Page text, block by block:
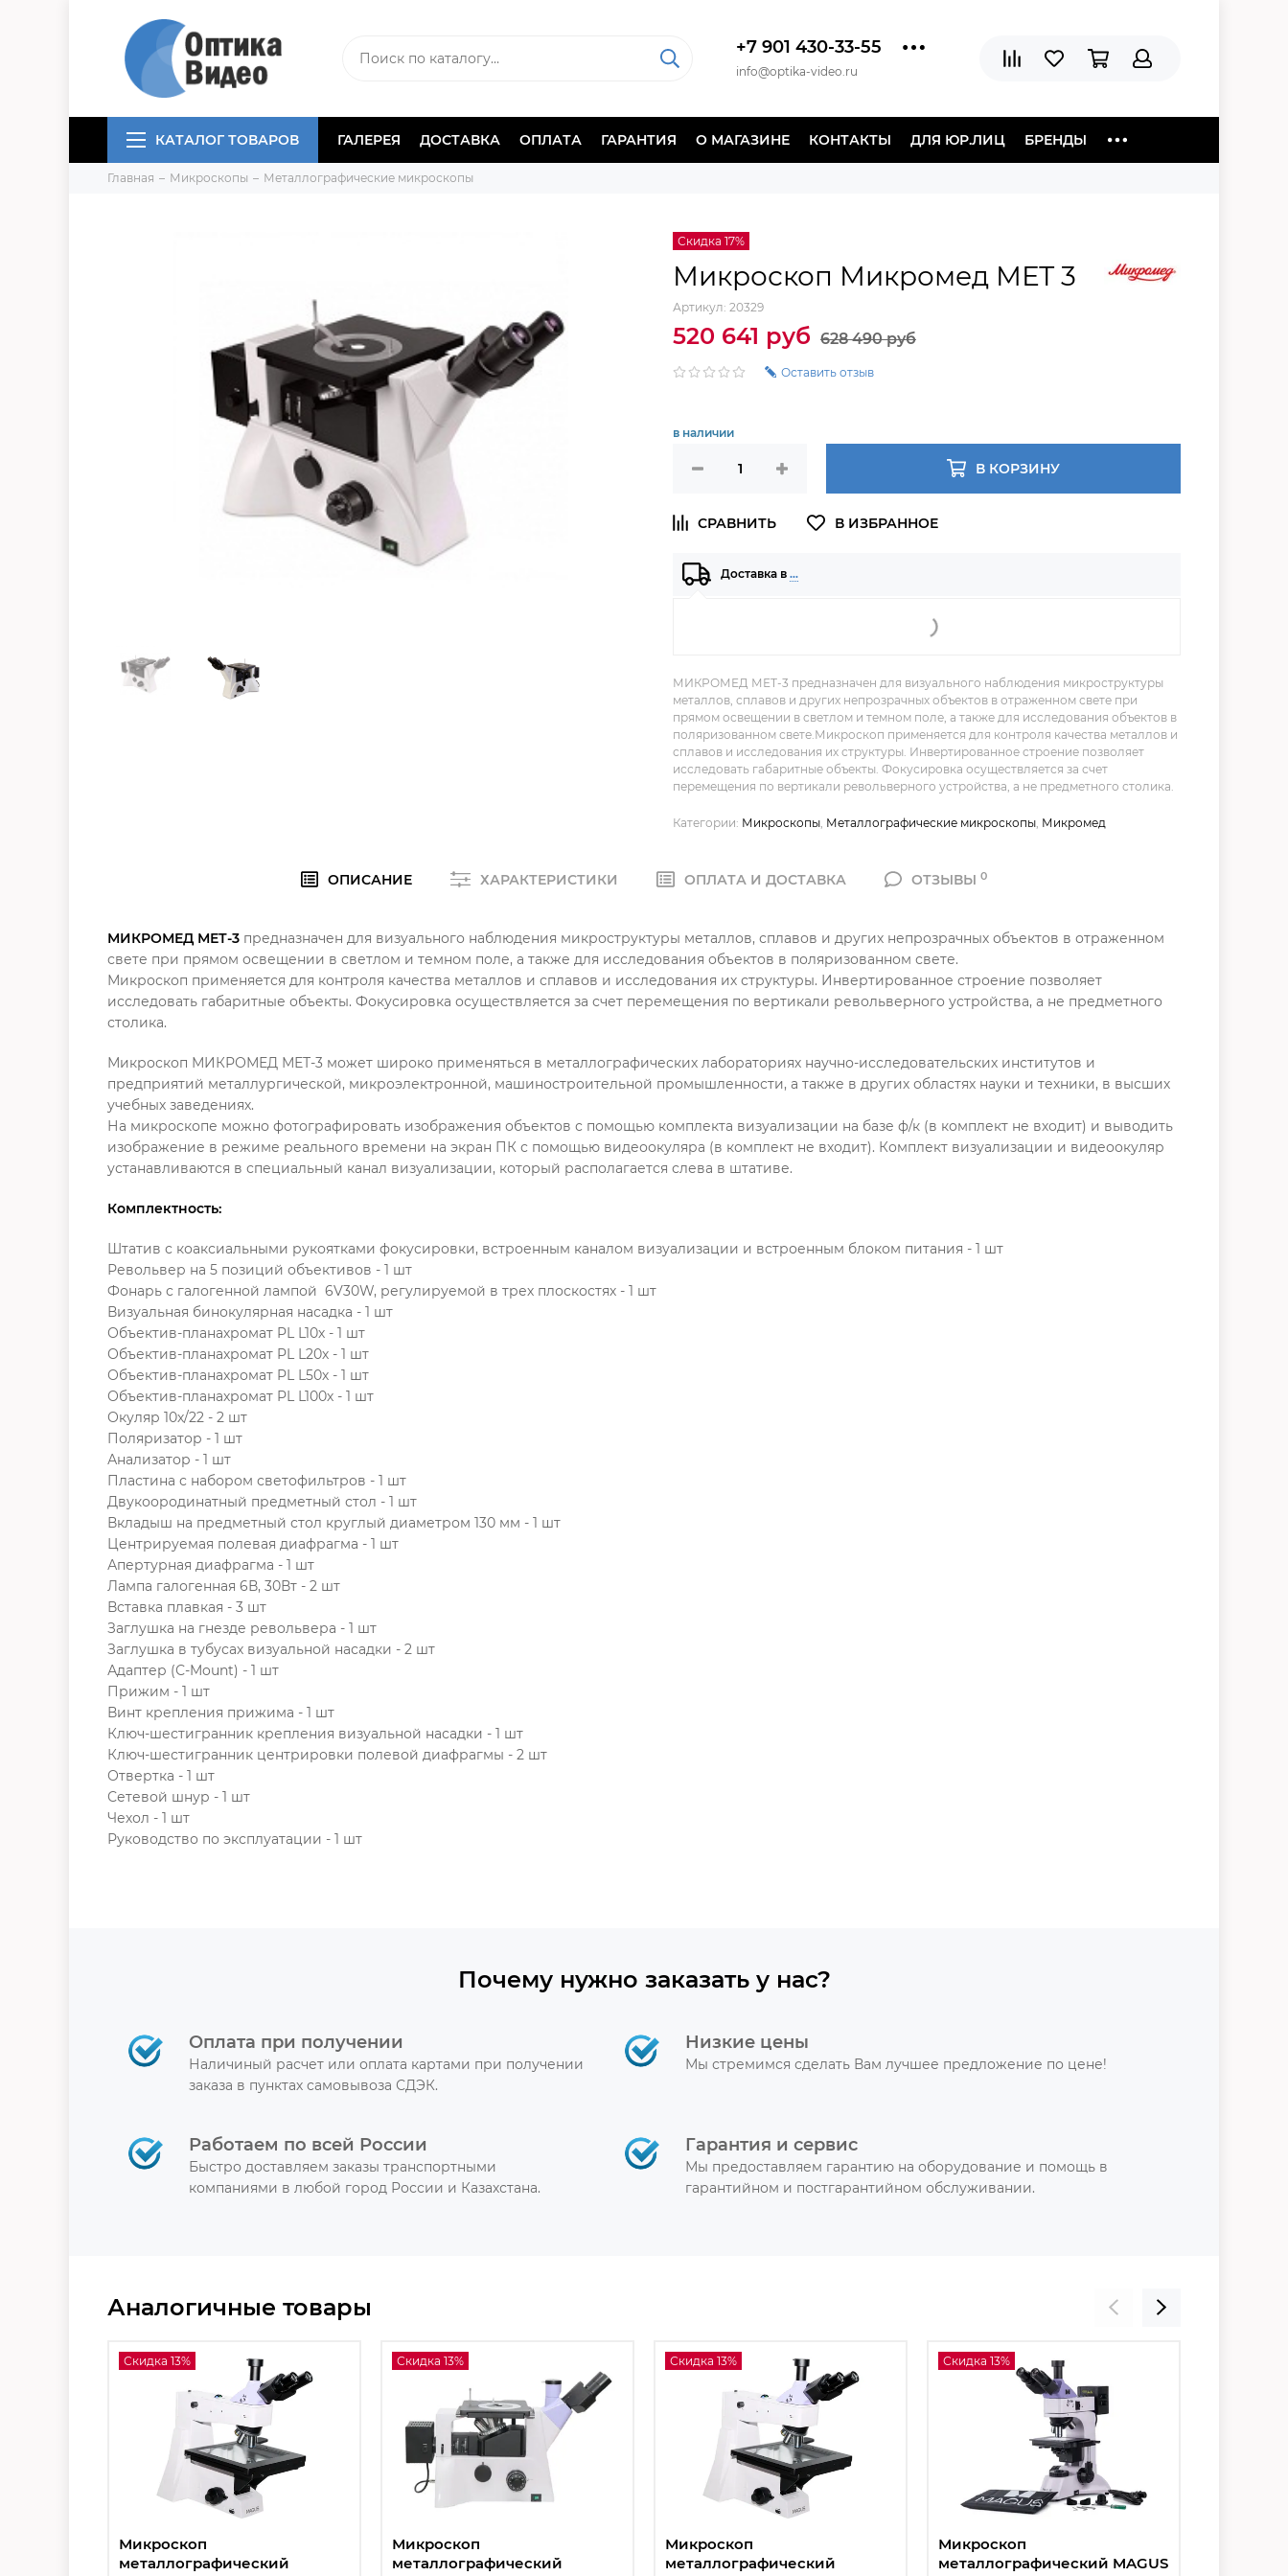
+7 901 430-33-55
info@optika-video.ru
КАТАЛОГ ТОВАРОВ ГАЛЕРЕЯ ДОСТАВКА ОПЛАТА ГАРАНТИЯ О МАГАЗИНЕ КОНТАКТЫ ДЛЯ ЮР.ЛИЦ БРЕНДЫ
Главная Микроскопы Металлографические микроскопы
Скидка 17%
Микроскоп Микромед МЕТ 3
Артикул: 20329
520 641 руб 628 490 руб
Оставить отзыв
в наличии
В КОРЗИНУ
Доставка в …
МИКРОМЕД МЕТ-3 предназначен для визуального наблюдения микроструктуры
металлов, сплавов и других непрозрачных объектов в отраженном свете при
прямом освещении в светлом и темном поле, а также для исследования объектов в
поляризованном свете.Микроскоп применяется для контроля качества металлов и
сплавов и исследования их структуры. Инвертированное строение позволяет
исследовать габаритные объекты. Фокусировка осуществляется за счет
перемещения по вертикали револьверного устройства, а не предметного столика.
Категории: Микроскопы Металлографические микроскопы Микромед
ОПИСАНИЕ ХАРАКТЕРИСТИКИ ОПЛАТА И ДОСТАВКА ОТЗЫВЫ0
МИКРОМЕД МЕТ-3 предназначен для визуального наблюдения микроструктуры металлов, сплавов и других непрозрачных объектов в отраженном
свете при прямом освещении в светлом и темном поле, а также для исследования объектов в поляризованном свете.
Микроскоп применяется для контроля качества металлов и сплавов и исследования их структуры. Инвертированное строение позволяет
исследовать габаритные объекты. Фокусировка осуществляется за счет перемещения по вертикали револьверного устройства, а не предметного
столика.
Микроскоп МИКРОМЕД МЕТ-3 может широко применяться в металлографических лабораториях научно-исследовательских институтов и
предприятий металлургической, микроэлектронной, машиностроительной промышленности, а также в других областях науки и техники, в высших
учебных заведениях.
На микроскопе можно фотографировать изображения объектов с помощью комплекта визуализации на базе ф/к (в комплект не входит) и выводить
изображение в режиме реального времени на экран ПК с помощью видеоокуляра (в комплект не входит). Комплект визуализации и видеоокуляр
устанавливаются в специальный канал визуализации, который располагается слева в штативе.
Комплектность:
Штатив с коаксиальными рукоятками фокусировки, встроенным каналом визуализации и встроенным блоком питания - 1 шт
Револьвер на 5 позиций объективов - 1 шт
Фонарь с галогенной лампой 6V30W, регулируемой в трех плоскостях - 1 шт
Визуальная бинокулярная насадка - 1 шт
Объектив-планахромат PL L10х - 1 шт
Объектив-планахромат PL L20х - 1 шт
Объектив-планахромат PL L50х - 1 шт
Объектив-планахромат PL L100х - 1 шт
Окуляр 10х/22 - 2 шт
Поляризатор - 1 шт
Анализатор - 1 шт
Пластина с набором светофильтров - 1 шт
Двукоородинатный предметный стол - 1 шт
Вкладыш на предметный стол круглый диаметром 130 мм - 1 шт
Центрируемая полевая диафрагма - 1 шт
Апертурная диафрагма - 1 шт
Лампа галогенная 6В, 30Вт - 2 шт
Вставка плавкая - 3 шт
Заглушка на гнезде револьвера - 1 шт
Заглушка в тубусах визуальной насадки - 2 шт
Адаптер (С-Mount) - 1 шт
Прижим - 1 шт
Винт крепления прижима - 1 шт
Ключ-шестигранник крепления визуальной насадки - 1 шт
Ключ-шестигранник центрировки полевой диафрагмы - 2 шт
Отвертка - 1 шт
Сетевой шнур - 1 шт
Чехол - 1 шт
Руководство по эксплуатации - 1 шт
Почему нужно заказать у нас?
Оплата при получении
Наличиный расчет или оплата картами при получении
заказа в пунктах самовывоза СДЭК.
Низкие цены
Мы стремимся сделать Вам лучшее предложение по цене!
Работаем по всей России
Быстро доставляем заказы транспортными
компаниями в любой город России и Казахстана.
Гарантия и сервис
Мы предоставляем гарантию на оборудование и помощь в
гарантийном и постгарантийном обслуживании.
Аналогичные товары
Скидка 13%
Микроскоп
металлографический
Скидка 13%
Микроскоп
металлографический
Скидка 13%
Микроскоп
металлографический
Скидка 13%
Микроскоп
металлографический MAGUS